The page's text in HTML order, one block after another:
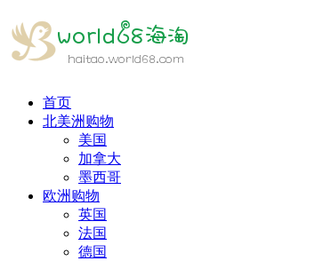
首页
北美洲购物
美国
加拿大
墨西哥
欧洲购物
英国
法国
德国